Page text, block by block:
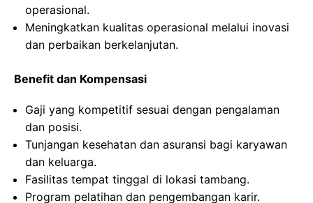
operasional.
Meningkatkan kualitas operasional melalui inovasi
dan perbaikan berkelanjutan.
Benefit dan Kompensasi
Gaji yang kompetitif sesuai dengan pengalaman
dan posisi.
Tunjangan kesehatan dan asuransi bagi karyawan
dan keluarga.
Fasilitas tempat tinggal di lokasi tambang.
Program pelatihan dan pengembangan karir.